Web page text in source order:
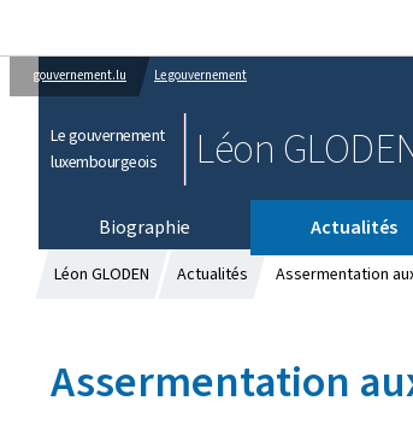
gouvernement.lu Le gouvernement
Le gouvernement
luxembourgeois
Léon
Biographie Actualités
Léon GLODEN Actualités Assermentation
Assermentation